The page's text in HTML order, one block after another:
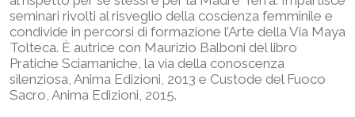
seminari rivolti al risveglio della coscienza femminile e
condivide in percorsi di formazione l’Arte della Via Maya
Tolteca. È autrice con Maurizio Balboni del libro
Pratiche Sciamaniche, la via della conoscenza
silenziosa, Anima Edizioni, 2013 e Custode del Fuoco
Sacro, Anima Edizioni, 2015.